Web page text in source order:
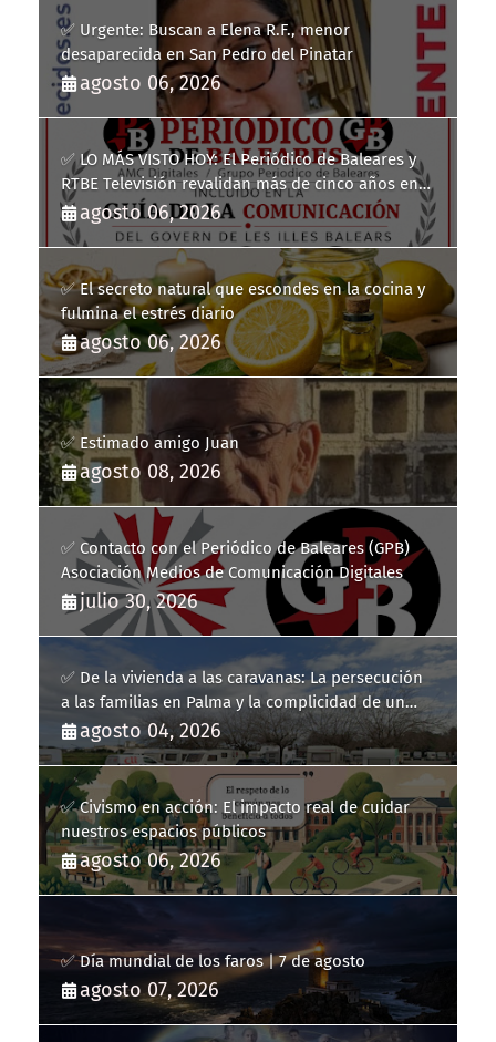
✅ Urgente: Buscan a Elena R.F., menor
desaparecida en San Pedro del Pinatar
agosto 06, 2026
✅ LO MÁS VISTO HOY: El Periódico de Baleares y
RTBE Televisión revalidan más de cinco años en
la Guía de la Comunicación del Govern de les Illes
Balears
agosto 06, 2026
✅ El secreto natural que escondes en la cocina y
fulmina el estrés diario
agosto 06, 2026
✅ Estimado amigo Juan
agosto 08, 2026
✅ Contacto con el Periódico de Baleares (GPB)
Asociación Medios de Comunicación Digitales
julio 30, 2026
✅ De la vivienda a las caravanas: La persecución
a las familias en Palma y la complicidad de un
fracaso heredado
agosto 04, 2026
✅ Civismo en acción: El impacto real de cuidar
nuestros espacios públicos
agosto 06, 2026
✅ Día mundial de los faros | 7 de agosto
agosto 07, 2026